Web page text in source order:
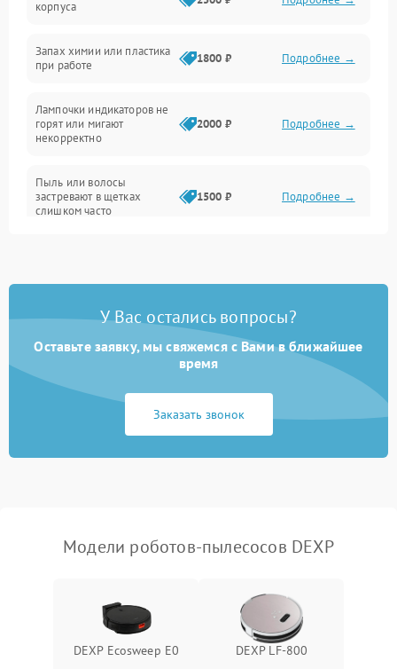
Батарея
Программные сбои
корпуса
Запах химии или пластика
при работе
1800 ₽ Подробнее →
Лампочки индикаторов не
горят или мигают
некорректно
2000 ₽ Подробнее →
Пыль или волосы
застревают в щетках
слишком часто
1500 ₽ Подробнее →
У Вас остались вопросы?
Оставьте заявку, мы свяжемся с Вами в ближайшее
время
Заказать звонок
Модели роботов-пылесосов DEXP
DEXP Ecosweep E0 DEXP LF-800